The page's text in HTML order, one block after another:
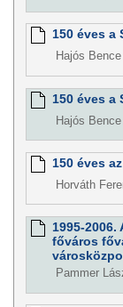
150 éves a
Hajós Bence
150 éves a
Hajós Bence
150 éves
Horváth
1995-2006.
főváros
Pammer